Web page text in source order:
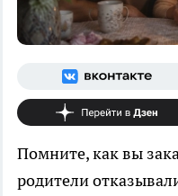
Помните, как вы
родители